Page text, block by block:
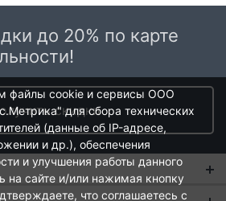
существования бренд Johann
и области
области доставка курьером до
в Москве в пределах МКАД399 руб.
и Москве за МКАД599 руб.
Московской области - с 10 до 22
СДЭК доставка по Москве
тарифу СДЭК. Доставка в пункт
до 20% по карте
скидки
файлы cookie и сервисы ООО
для сбора технических
(данные об IP-адресе,
и др.), обеспечения
и улучшения работы данного
на сайте и/или нажимая кнопку
что соглашаетесь с